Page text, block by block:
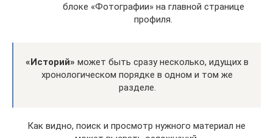
блоке «Фотографии» на главной странице
профиля.
«Историй» может быть сразу несколько, идущих в
хронологическом порядке в одном и том же
разделе.
Как видно, поиск и просмотр нужного материал не